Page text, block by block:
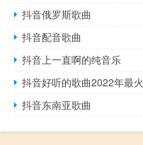
抖音俄罗斯歌曲
抖音配音歌曲
抖音上一直啊的纯音乐
抖音好听的歌曲2022年最火
抖音东南亚歌曲